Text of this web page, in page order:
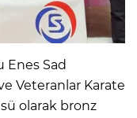
Enes Sad
Veteranlar Karate
olarak bronz